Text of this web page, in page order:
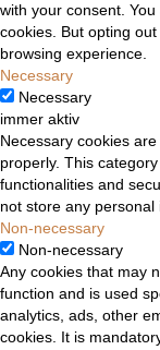
with your consent.
cookies. But opting
browsing experience.
Necessary
Necessary
immer aktiv
Necessary cookies
properly. This
functionalities and
not store any personal
Non-necessary
Non-necessary
Any cookies that may
function and is used
analytics, ads, other
cookies. It is